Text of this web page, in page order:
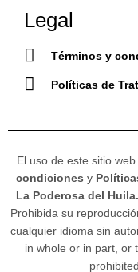
Legal
Términos y
Políticas de
El uso de este sitio
condiciones y
La Poderosa del Huila.
Prohibida su
cualquier idioma sin
in whole or in part, or